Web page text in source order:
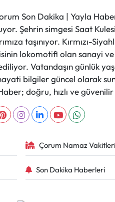
Son Dakika | Yayla
Şehrin simgesi Saat
taşınıyor. Kırmızı-
lokomotifi olan sanayi
Vatandaşın günlük
bilgiler güncel olarak
doğru, hızlı ve
Çorum Namaz Vakitleri
Son Dakika Haberleri